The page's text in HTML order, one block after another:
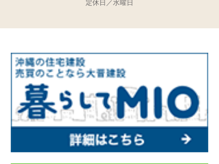
定休日／水曜日